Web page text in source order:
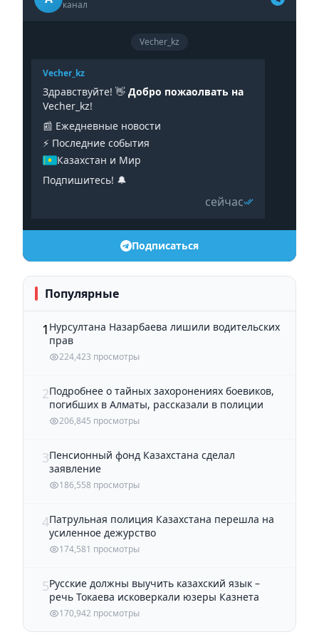
канал
Vecher_kz
Vecher_kz
Здравствуйте! 👋 Добро пожаолвать на
Vecher_kz!
📰 Ежедневные новости
⚡️ Последние события
Казахстан и Мир
Подпишитесь! 🔔
сейчас
Подписаться
Популярные
1 Нурсултана Назарбаева лишили водительских
прав
224,423 просмотры
2Подробнее о тайных захоронениях боевиков,
погибших в Алматы, рассказали в полиции
206,845 просмотры
3Пенсионный фонд Казахстана сделал
заявление
186,558 просмотры
4Патрульная полиция Казахстана перешла на
усиленное дежурство
174,581 просмотры
5Русские должны выучить казахский язык –
речь Токаева исковеркали юзеры Казнета
170,942 просмотры